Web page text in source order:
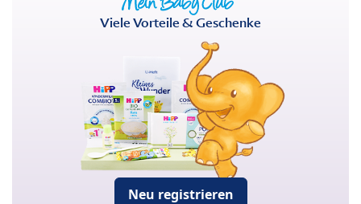
Viele Vorteile & Geschenke
Neu registrieren